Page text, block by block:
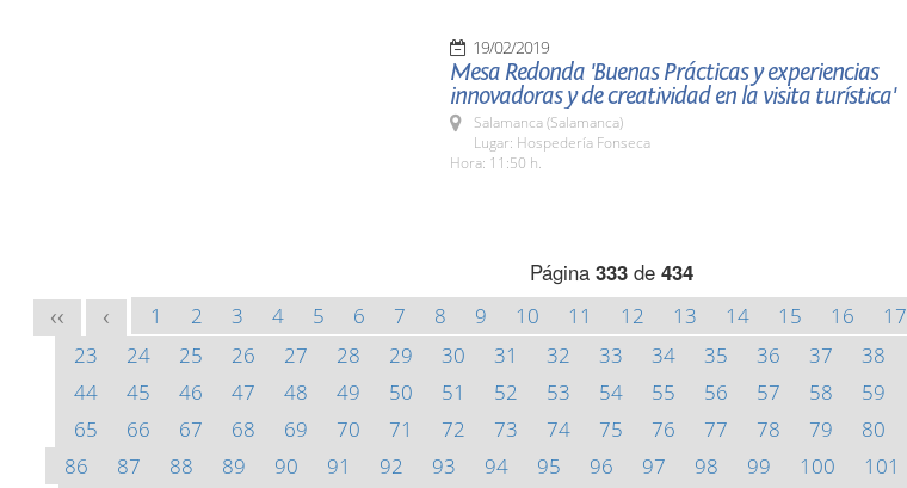
19/02/2019
Mesa Redonda 'Buenas Prácticas y experiencias
innovadoras y de creatividad en la visita turística'
Salamanca (Salamanca)
Lugar: Hospedería Fonseca
Hora: 11:50 h.
Página 333de 434
<< < 1 2 3 4 5 6 7 8 9 10 11 12 13 14 15 16 17
23
24 25 26 27 28 29 30 31 32 33 34 35 36 37 38
44
45 46 47 48 49 50 51 52 53 54 55 56 57 58 59
65
66 67 68 69 70 71 72 73 74 75 76 77 78 79 80
86
87 88 89 90 91 92 93 94 95 96 97 98 99 100 101